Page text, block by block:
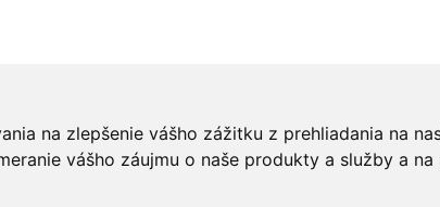
na zlepšenie vášho zážitku z prehliadania na
vášho záujmu o naše produkty a služby a